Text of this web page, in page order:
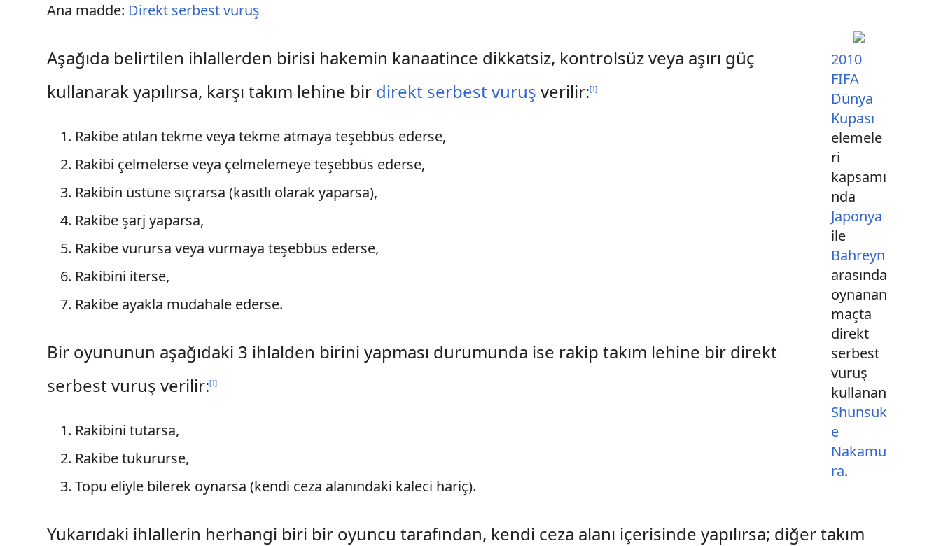
Ana madde: Direkt serbest vuruş
2010
FIFA
Dünya
Kupası
elemele
ri
kapsamı
nda
Japonya
ile
Bahreyn
arasında
oynanan
maçta
direkt
serbest
vuruş
kullanan
Shunsuk
e
Nakamu
ra.
Aşağıda belirtilen ihlallerden birisi hakemin kanaatince dikkatsiz, kontrolsüz veya aşırı güç
kullanarak yapılırsa, karşı takım lehine bir direkt serbest vuruş verilir:[1]
Rakibe atılan tekme veya tekme atmaya teşebbüs ederse,
Rakibi çelmelerse veya çelmelemeye teşebbüs ederse,
Rakibin üstüne sıçrarsa (kasıtlı olarak yaparsa),
Rakibe şarj yaparsa,
Rakibe vurursa veya vurmaya teşebbüs ederse,
Rakibini iterse,
Rakibe ayakla müdahale ederse.
Bir oyununun aşağıdaki 3 ihlalden birini yapması durumunda ise rakip takım lehine bir direkt
serbest vuruş verilir:[1]
Rakibini tutarsa,
Rakibe tükürürse,
Topu eliyle bilerek oynarsa (kendi ceza alanındaki kaleci hariç).
Yukarıdaki ihlallerin herhangi biri bir oyuncu tarafından, kendi ceza alanı içerisinde yapılırsa; diğer takım